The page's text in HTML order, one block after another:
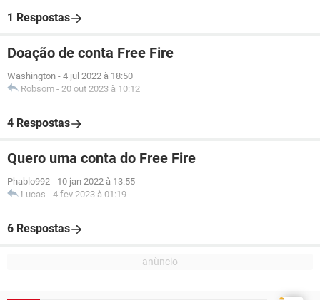
1 Respostas
Doação de conta Free Fire
Washington - 4 jul 2022 à 18:50
Robsom - 20 out 2023 à 10:12
4 Respostas
Quero uma conta do Free Fire
Phablo992 - 10 jan 2022 à 13:55
Lucas - 4 fev 2023 à 01:19
6 Respostas